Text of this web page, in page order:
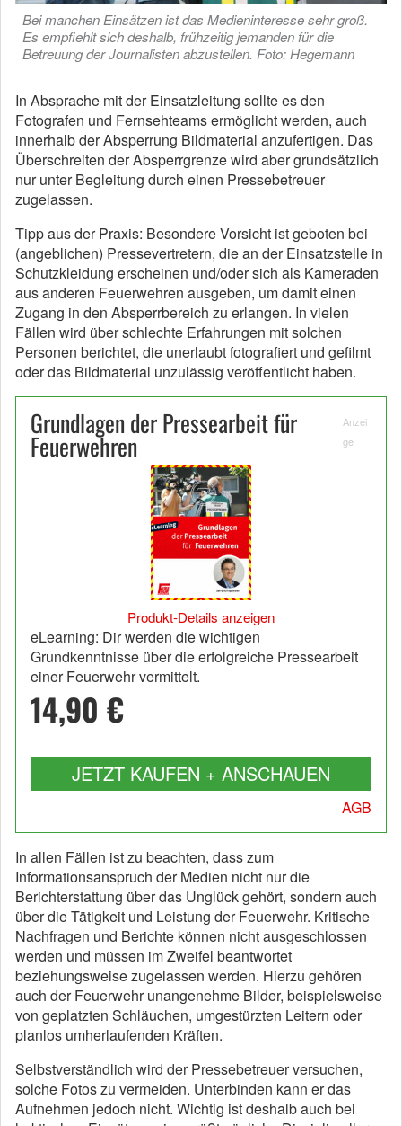
Bei manchen Einsätzen ist das Medieninteresse sehr groß.
Es empfiehlt sich deshalb, frühzeitig jemanden für die
Betreuung der Journalisten abzustellen. Foto: Hegemann
In Absprache mit der Einsatzleitung sollte es den
Fotografen und Fernsehteams ermöglicht werden, auch
innerhalb der Absperrung Bildmaterial anzufertigen. Das
Überschreiten der Absperrgrenze wird aber grundsätzlich
nur unter Begleitung durch einen Pressebetreuer
zugelassen.
Tipp aus der Praxis: Besondere Vorsicht ist geboten bei
(angeblichen) Pressevertretern, die an der Einsatzstelle in
Schutzkleidung erscheinen und/oder sich als Kameraden
aus anderen Feuerwehren ausgeben, um damit einen
Zugang in den Absperrbereich zu erlangen. In vielen
Fällen wird über schlechte Erfahrungen mit solchen
Personen berichtet, die unerlaubt fotografiert und gefilmt
oder das Bildmaterial unzulässig veröffentlicht haben.
Grundlagen der Pressearbeit für
Feuerwehren
Anzei
ge
Produkt-Details anzeigen
eLearning: Dir werden die wichtigen
Grundkenntnisse über die erfolgreiche Pressearbeit
einer Feuerwehr vermittelt.
14,90 €
JETZT KAUFEN + ANSCHAUEN
AGB
In allen Fällen ist zu beachten, dass zum
Informationsanspruch der Medien nicht nur die
Berichterstattung über das Unglück gehört, sondern auch
über die Tätigkeit und Leistung der Feuerwehr. Kritische
Nachfragen und Berichte können nicht ausgeschlossen
werden und müssen im Zweifel beantwortet
beziehungsweise zugelassen werden. Hierzu gehören
auch der Feuerwehr unangenehme Bilder, beispielsweise
von geplatzten Schläuchen, umgestürzten Leitern oder
planlos umherlaufenden Kräften.
Selbstverständlich wird der Pressebetreuer versuchen,
solche Fotos zu vermeiden. Unterbinden kann er das
Aufnehmen jedoch nicht. Wichtig ist deshalb auch bei